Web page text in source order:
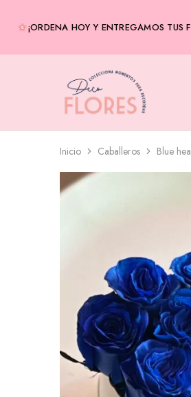
¡ORDENA HOY Y ENTREGAMOS TUS
Decoflores
Panamá
Envía
flores
domicilio
Entregas
mismo
día-
Flores
Inicio Caballeros Blue